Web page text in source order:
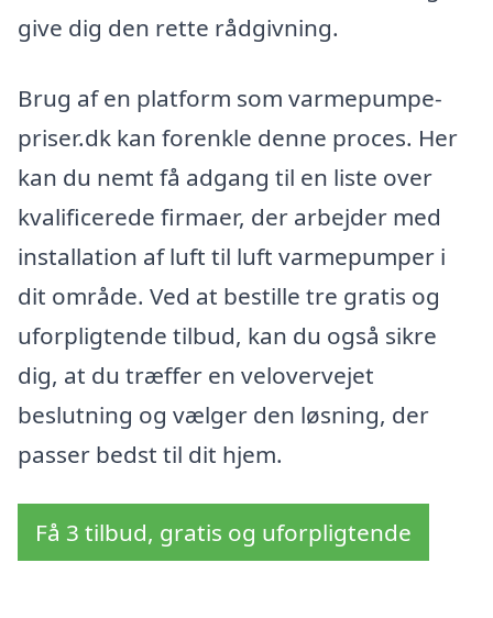
give dig den rette rådgivning.
Brug af en platform som varmepumpe-
priser.dk kan forenkle denne proces. Her
kan du nemt få adgang til en liste over
kvalificerede firmaer, der arbejder med
installation af luft til luft varmepumper i
dit område. Ved at bestille tre gratis og
uforpligtende tilbud, kan du også sikre
dig, at du træffer en velovervejet
beslutning og vælger den løsning, der
passer bedst til dit hjem.
Få 3 tilbud, gratis og uforpligtende